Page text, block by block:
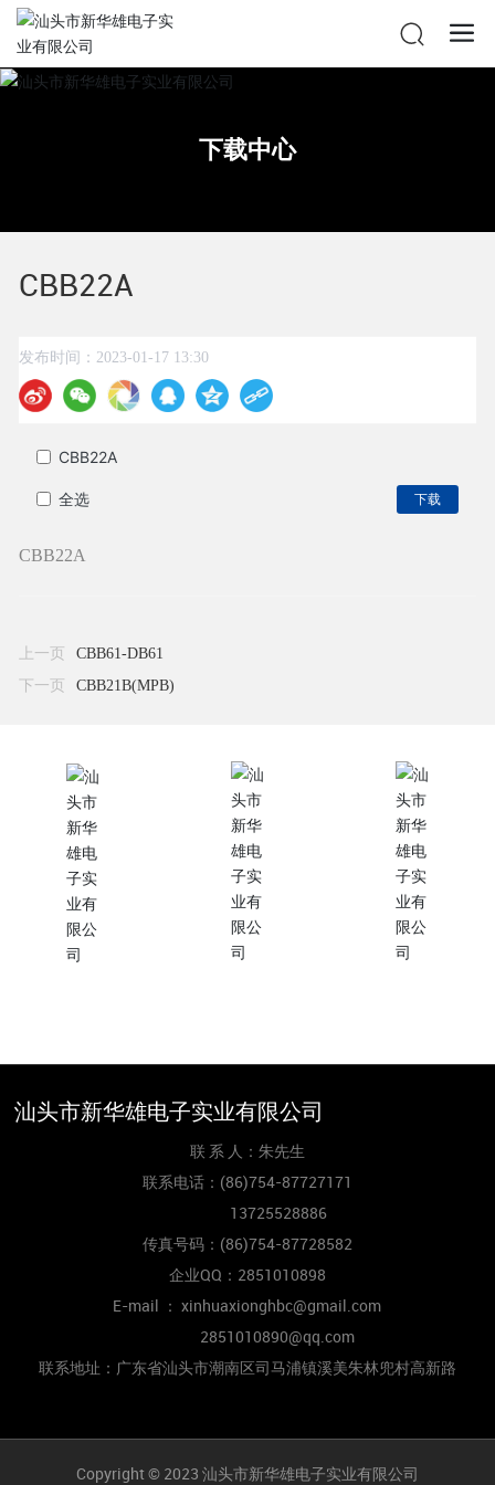
下载中心
CBB22A
发布时间：2023-01-17 13:30
CBB22A
全选 下载
CBB22A
上一页
CBB61-DB61
下一页
CBB21B(MPB)
汕头市新华雄电子实业有限公司
联 系 人：朱先生
联系电话： (86)754-87727171
13725528886
传真号码： (86)754-87728582
企业QQ：2851010898
E-mail ： xinhuaxionghbc@gmail.com
2851010890@qq.com
联系地址：广东省汕头市潮南区司马浦镇溪美朱林兜村高新路
Copyright © 2023 汕头市新华雄电子实业有限公司